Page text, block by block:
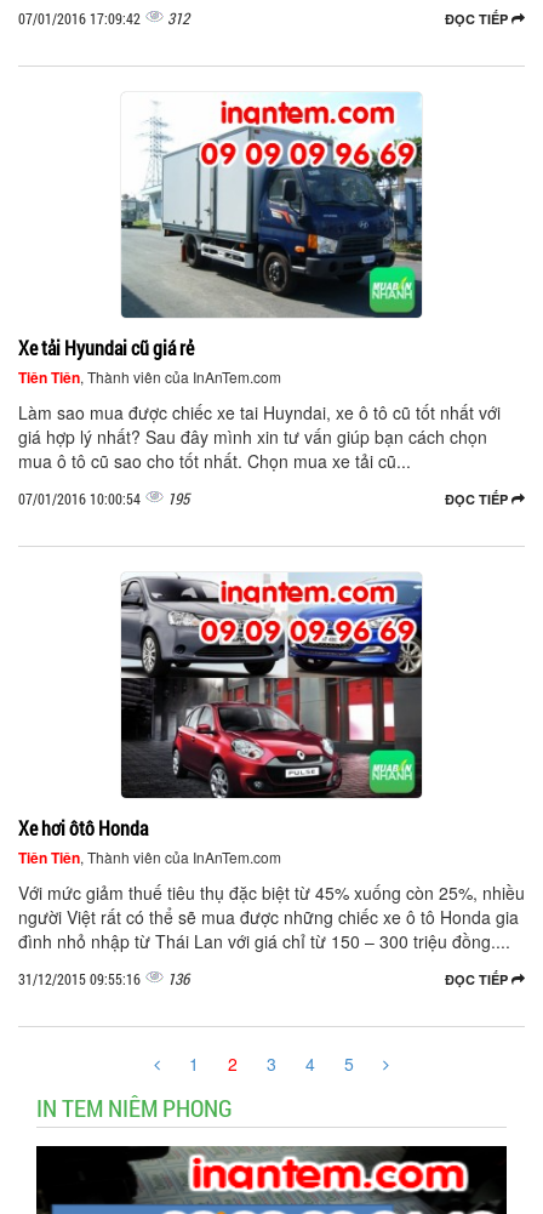
ĐỌC TIẾP
07/01/2016 17:09:42 312
Xe tải Hyundai cũ giá rẻ
Tiên Tiên, Thành viên của InAnTem.com
Làm sao mua được chiếc xe tai Huyndai, xe ô tô cũ tốt nhất với
giá hợp lý nhất? Sau đây mình xin tư vấn giúp bạn cách chọn
mua ô tô cũ sao cho tốt nhất. Chọn mua xe tải cũ...
ĐỌC TIẾP
07/01/2016 10:00:54 195
Xe hơi ôtô Honda
Tiên Tiên, Thành viên của InAnTem.com
Với mức giảm thuế tiêu thụ đặc biệt từ 45% xuống còn 25%, nhiều
người Việt rất có thể sẽ mua được những chiếc xe ô tô Honda gia
đình nhỏ nhập từ Thái Lan với giá chỉ từ 150 – 300 triệu đồng....
ĐỌC TIẾP
31/12/2015 09:55:16 136
1 2 3 4 5
IN TEM NIÊM PHONG